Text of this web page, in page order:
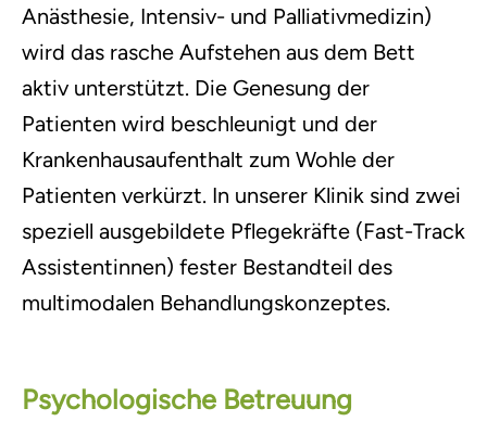
Anästhesie, Intensiv- und Palliativmedizin)
wird das rasche Aufstehen aus dem Bett
aktiv unterstützt. Die Genesung der
Patienten wird beschleunigt und der
Krankenhausaufenthalt zum Wohle der
Patienten verkürzt. In unserer Klinik sind zwei
speziell ausgebildete Pflegekräfte (Fast-Track
Assistentinnen) fester Bestandteil des
multimodalen Behandlungskonzeptes.
Psychologische Betreuung